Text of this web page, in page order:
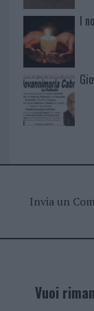
I
Invia un
Vuoi